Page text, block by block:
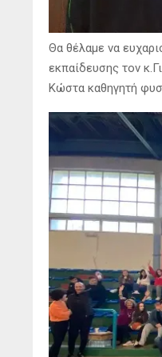
Θα θέλαμε να
εκπαίδευσης τον
Κώστα καθηγητή